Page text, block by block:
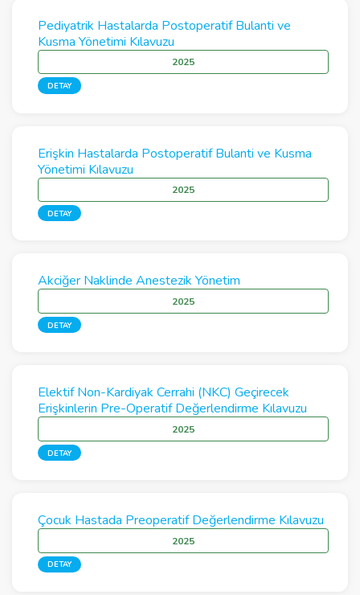
Pediyatrik Hastalarda Postoperatif Bulanti ve
Kusma Yönetimi Kılavuzu
2025
DETAY
Erişkin Hastalarda Postoperatif Bulanti ve Kusma
Yönetimi Kılavuzu
2025
DETAY
Akciğer Naklinde Anestezik Yönetim
2025
DETAY
Elektif Non-Kardiyak Cerrahi (NKC) Geçirecek
Erişkinlerin Pre-Operatif Değerlendirme Kılavuzu
2025
DETAY
Çocuk Hastada Preoperatif Değerlendirme Kılavuzu
2025
DETAY